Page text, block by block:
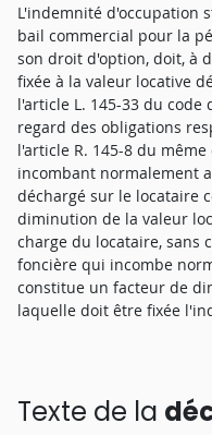
L'indemnité d'occupation
bail commercial pour la
son droit d'option, doit, à
fixée à la valeur locative
l'article L. 145-33 du code
regard des obligations
l'article R. 145-8 du
incombant normalement
déchargé sur le locataire
diminution de la valeur
charge du locataire, sans
foncière qui incombe
constitue un facteur de
laquelle doit être fixée
Texte de la